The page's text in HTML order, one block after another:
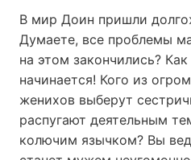
В мир Доин пришли
Думаете, все проблемы
на этом закончились?
начинается! Кого из
женихов выберут
распугают деятельным
колючим язычком? Вы